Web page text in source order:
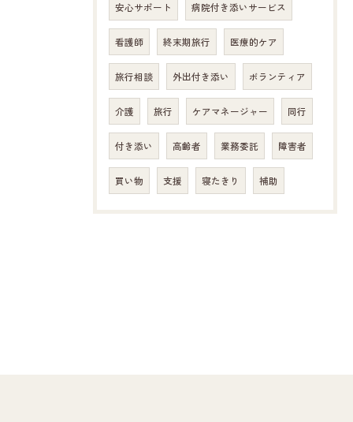
安心サポート 病院付き添いサービス
看護師 終末期旅行 医療的ケア
旅行相談 外出付き添い ボランティア
介護 旅行 ケアマネージャー 同行
付き添い 高齢者 業務委託 障害者
買い物 支援 寝たきり 補助